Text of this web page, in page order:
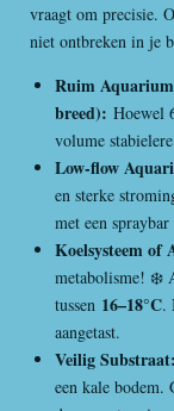
vraagt om precisie.
niet ontbreken in je
Ruim
breed): Hoewel
volume
Low-flow
en sterke
met een
Koelsysteem
metabolisme! ❄️
tussen 16–18°C.
aangetast.
Veilig Substraat:
een kale